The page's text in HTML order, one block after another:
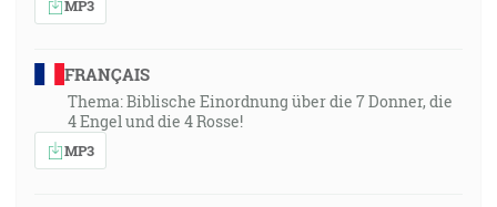
MP3
FRANÇAIS
Thema: Biblische Einordnung über die 7 Donner, die
4 Engel und die 4 Rosse!
MP3